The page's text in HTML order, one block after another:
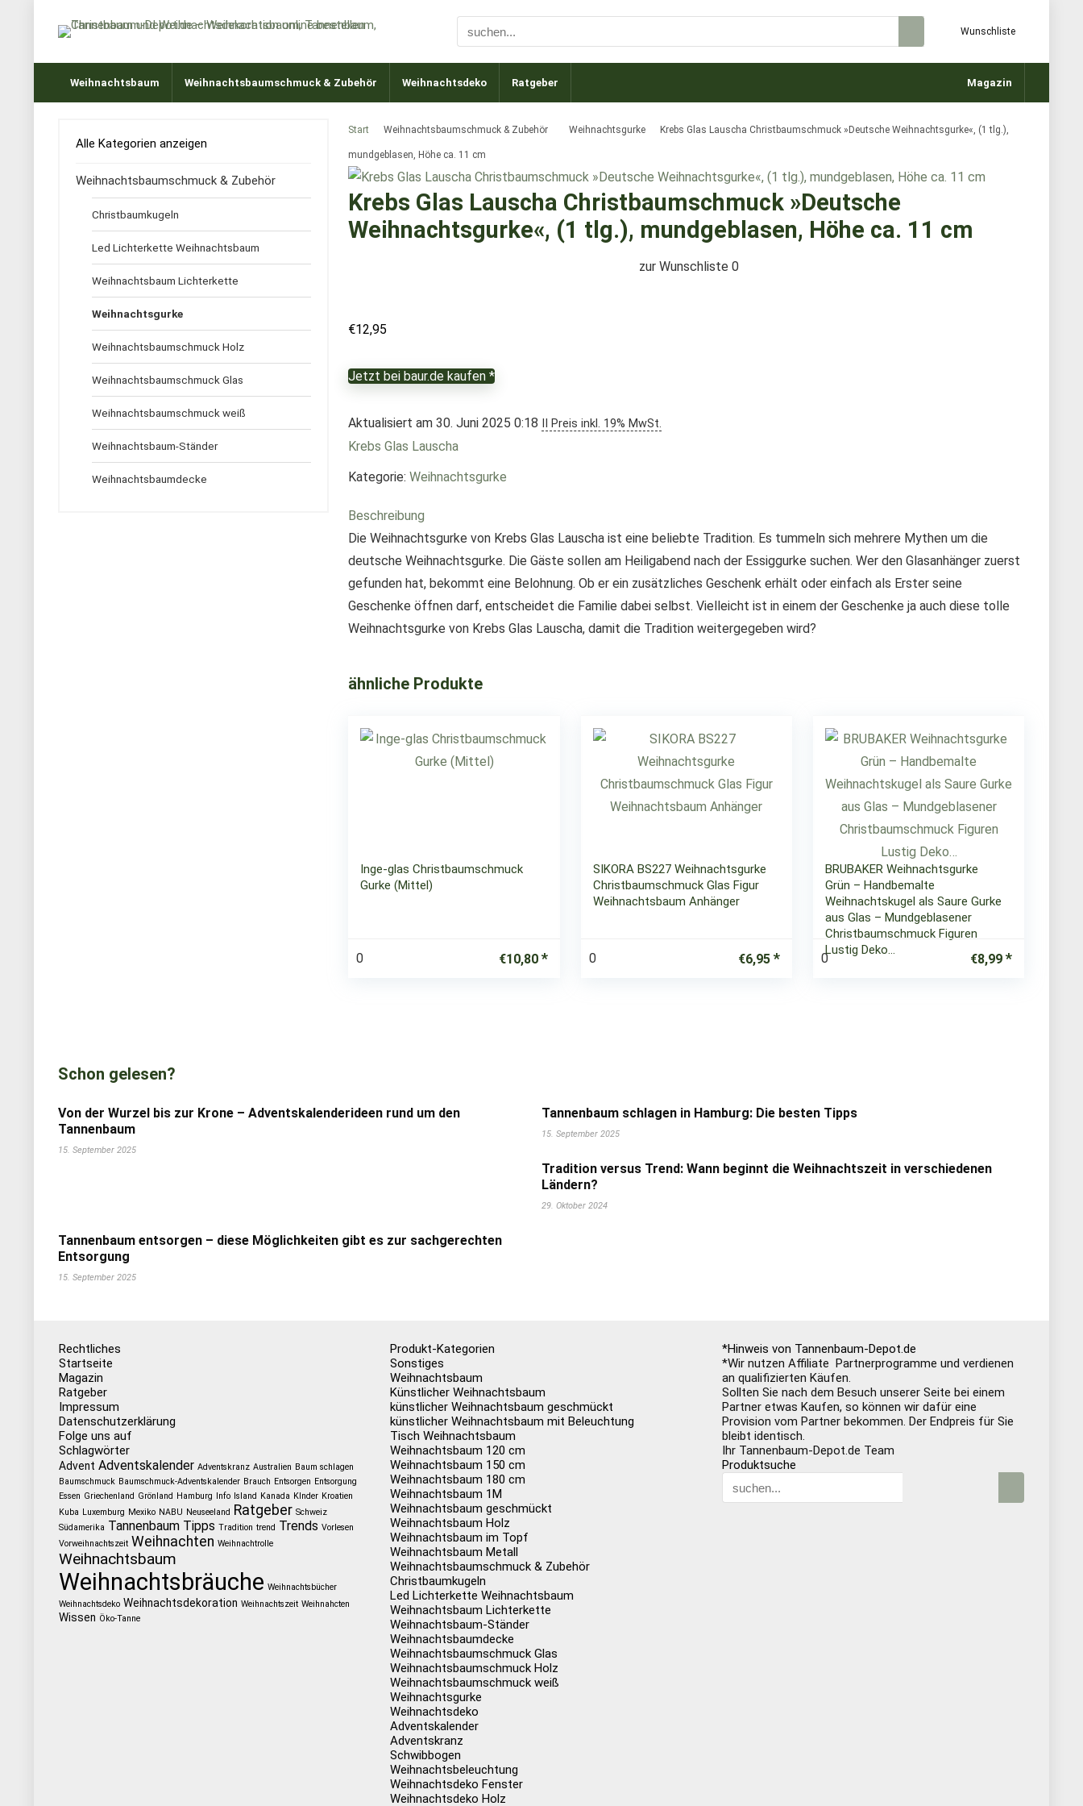
Wunschliste
Weihnachtsbaum Weihnachtsbaumschmuck & Zubehör Weihnachtsdeko Ratgeber Magazin
Start Weihnachtsbaumschmuck & Zubehör Weihnachtsgurke Krebs Glas Lauscha Christbaumschmuck »Deutsche Weihnachtsgurke«, (1 tlg.),
mundgeblasen, Höhe ca. 11 cm
Krebs Glas Lauscha Christbaumschmuck »Deutsche
Weihnachtsgurke«, (1 tlg.), mundgeblasen, Höhe ca. 11 cm
zur Wunschliste 0
€12,95
Jetzt bei baur.de kaufen *
Aktualisiert am 30. Juni 2025 0:18 II Preis inkl. 19% MwSt.
Krebs Glas Lauscha
Kategorie: Weihnachtsgurke
Beschreibung
Die Weihnachtsgurke von Krebs Glas Lauscha ist eine beliebte Tradition. Es tummeln sich mehrere Mythen um die
deutsche Weihnachtsgurke. Die Gäste sollen am Heiligabend nach der Essiggurke suchen. Wer den Glasanhänger zuerst
gefunden hat, bekommt eine Belohnung. Ob er ein zusätzliches Geschenk erhält oder einfach als Erster seine
Geschenke öffnen darf, entscheidet die Familie dabei selbst. Vielleicht ist in einem der Geschenke ja auch diese tolle
Weihnachtsgurke von Krebs Glas Lauscha, damit die Tradition weitergegeben wird?
ähnliche Produkte
Inge-glas Christbaumschmuck
Gurke (Mittel)
0 €10,80
SIKORA BS227 Weihnachtsgurke
Christbaumschmuck Glas Figur
Weihnachtsbaum Anhänger
0 €6,95
BRUBAKER Weihnachtsgurke
Grün – Handbemalte
Weihnachtskugel als Saure Gurke
aus Glas – Mundgeblasener
Christbaumschmuck Figuren
Lustig Deko…
0 €8,99
Alle Kategorien anzeigen
Weihnachtsbaumschmuck & Zubehör
Christbaumkugeln
Led Lichterkette Weihnachtsbaum
Weihnachtsbaum Lichterkette
Weihnachtsgurke
Weihnachtsbaumschmuck Holz
Weihnachtsbaumschmuck Glas
Weihnachtsbaumschmuck weiß
Weihnachtsbaum-Ständer
Weihnachtsbaumdecke
Schon gelesen?
Von der Wurzel bis zur Krone – Adventskalenderideen rund um den
Tannenbaum
15. September 2025
Tannenbaum schlagen in Hamburg: Die besten Tipps
15. September 2025
Tradition versus Trend: Wann beginnt die Weihnachtszeit in verschiedenen
Ländern?
29. Oktober 2024
Tannenbaum entsorgen – diese Möglichkeiten gibt es zur sachgerechten
Entsorgung
15. September 2025
Rechtliches
Startseite
Magazin
Ratgeber
Impressum
Datenschutzerklärung
Folge uns auf
Schlagwörter
Advent Adventskalender Adventskranz Australien Baum schlagen
Baumschmuck Baumschmuck-Adventskalender Brauch Entsorgen Entsorgung
Essen Griechenland Grönland Hamburg Info Island Kanada KInder Kroatien
Kuba Luxemburg Mexiko NABU Neuseeland Ratgeber Schweiz
Südamerika Tannenbaum Tipps Tradition trend Trends Vorlesen
Vorweihnachtszeit Weihnachten Weihnachtrolle
Weihnachtsbaum
Weihnachtsbräuche Weihnachtsbücher
Weihnachtsdeko Weihnachtsdekoration Weihnachtszeit Weihnahcten
Wissen Öko-Tanne
Produkt-Kategorien
Sonstiges
Weihnachtsbaum
Künstlicher Weihnachtsbaum
künstlicher Weihnachtsbaum geschmückt
künstlicher Weihnachtsbaum mit Beleuchtung
Tisch Weihnachtsbaum
Weihnachtsbaum 120 cm
Weihnachtsbaum 150 cm
Weihnachtsbaum 180 cm
Weihnachtsbaum 1M
Weihnachtsbaum geschmückt
Weihnachtsbaum Holz
Weihnachtsbaum im Topf
Weihnachtsbaum Metall
Weihnachtsbaumschmuck & Zubehör
Christbaumkugeln
Led Lichterkette Weihnachtsbaum
Weihnachtsbaum Lichterkette
Weihnachtsbaum-Ständer
Weihnachtsbaumdecke
Weihnachtsbaumschmuck Glas
Weihnachtsbaumschmuck Holz
Weihnachtsbaumschmuck weiß
Weihnachtsgurke
Weihnachtsdeko
Adventskalender
Adventskranz
Schwibbogen
Weihnachtsbeleuchtung
Weihnachtsdeko Fenster
Weihnachtsdeko Holz
*Hinweis von Tannenbaum-Depot.de
*Wir nutzen Affiliate Partnerprogramme und verdienen
an qualifizierten Käufen.
Sollten Sie nach dem Besuch unserer Seite bei einem
Partner etwas Kaufen, so können wir dafür eine
Provision vom Partner bekommen. Der Endpreis für Sie
bleibt identisch.
Ihr Tannenbaum-Depot.de Team
Produktsuche